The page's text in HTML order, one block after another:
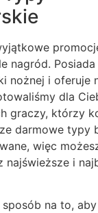
nagród.
nożnej i oferuje
dla
graczy, którzy
darmowe typy
więc
najświeższe i
sposób na to,